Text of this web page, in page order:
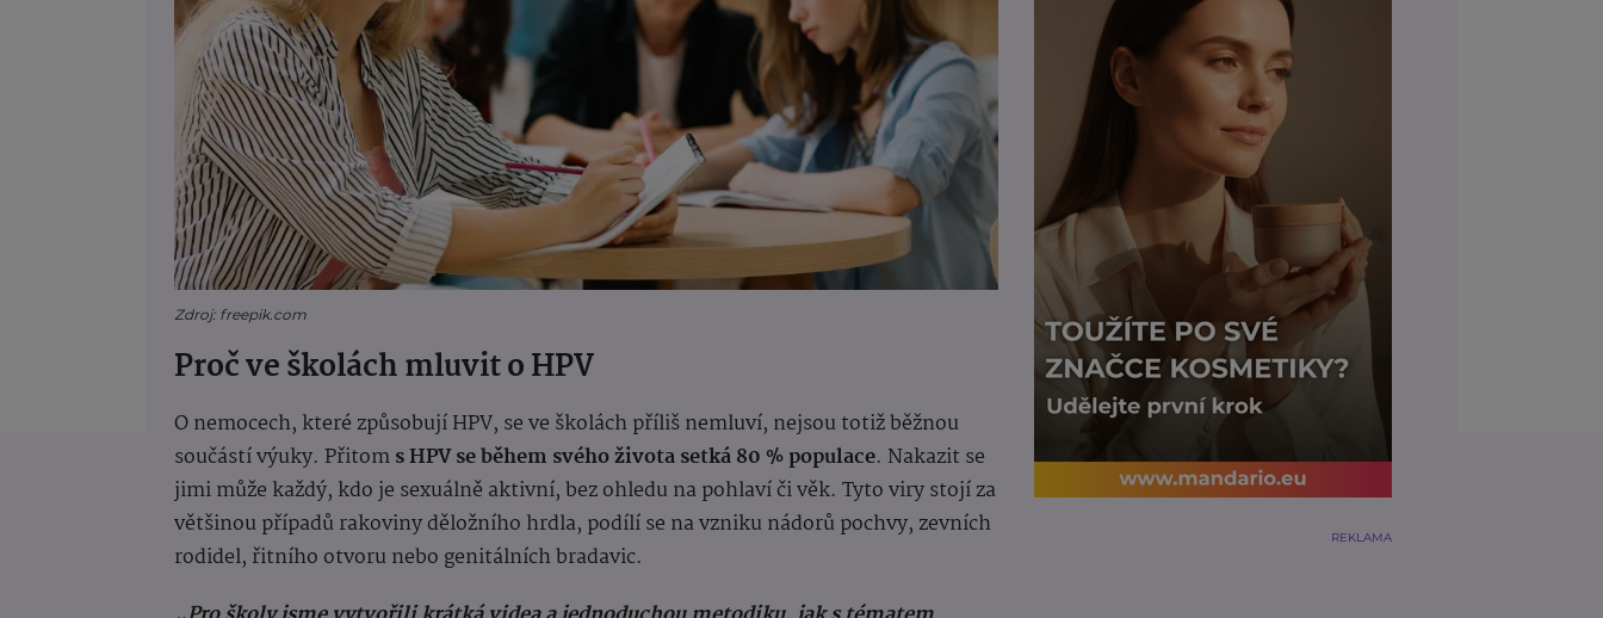
Zdroj: freepik.com
Proč ve školách mluvit o HPV
O nemocech, které způsobují HPV, se ve školách příliš nemluví, nejsou totiž běžnou
součástí výuky. Přitoms HPV se během svého života setká 80 % populace. Nakazit se
jimi může každý, kdo je sexuálně aktivní, bez ohledu na pohlaví či věk. Tyto viry stojí za
většinou případů rakoviny děložního hrdla, podílí se na vzniku nádorů pochvy, zevních
rodidel, řitního otvoru nebo genitálních bradavic.
REKLAMA